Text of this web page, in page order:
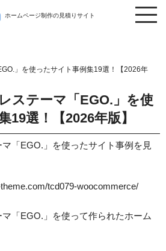
ホームページ制作の見積りサイト
」を使ったサイト事例集19選！【2026年
ステーマ「EGO.」を使
19選！【2026年版】
「EGO.」を使ったサイト事例を見
tcd079-woocommerce/
「EGO.」を使って作られたホーム